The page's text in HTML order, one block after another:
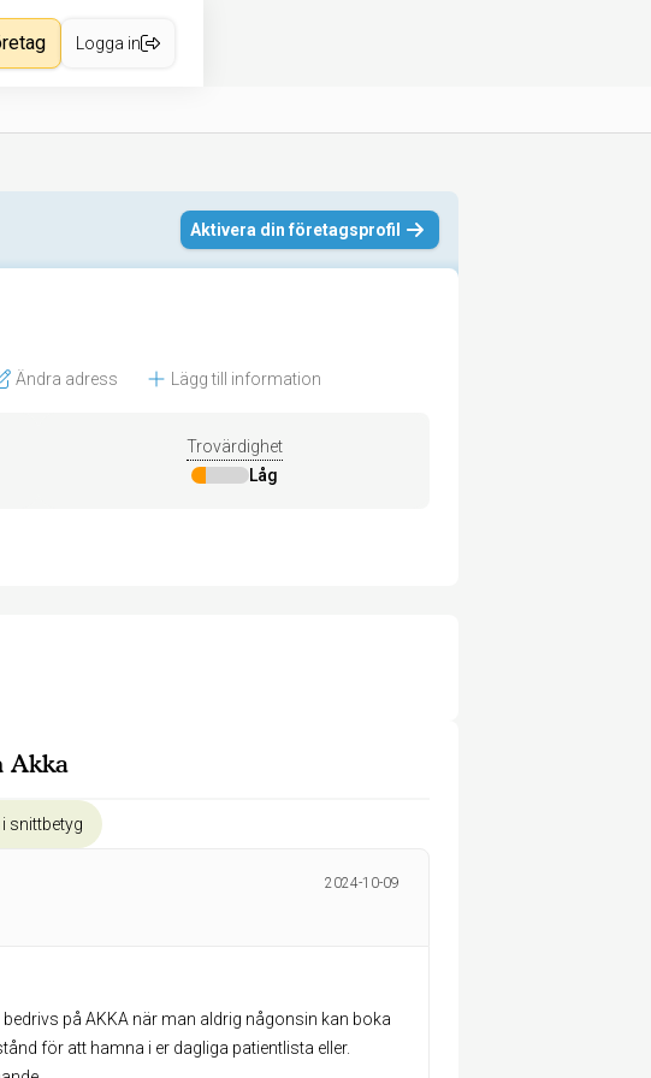
Logga in
Aktivera din företagsprofil
Ändra adress Lägg till information
Trovärdighet
Låg
Akka
i snittbetyg
2024-10-09
på AKKA när man aldrig någonsin kan boka
för att hamna i er dagliga patientlista eller.